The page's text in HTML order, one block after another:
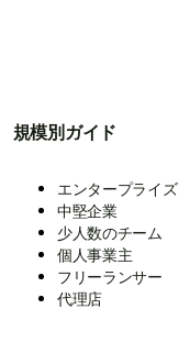
規模別ガイド
エンタープライズ
中堅企業
少人数のチーム
個人事業主
フリーランサー
代理店